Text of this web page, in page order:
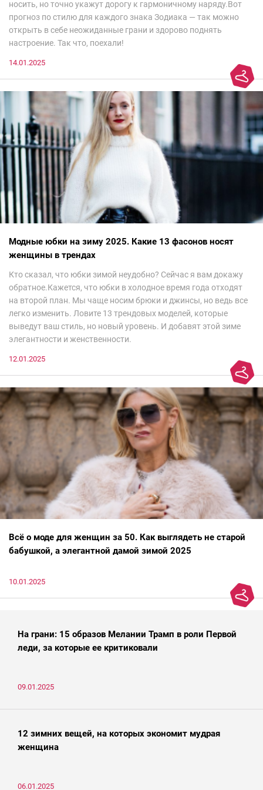
носить, но точно укажут дорогу к гармоничному наряду.Вот
прогноз по стилю для каждого знака Зодиака — так можно
открыть в себе неожиданные грани и здорово поднять
настроение. Так что, поехали!
14.01.2025
Модные юбки на зиму 2025. Какие 13 фасонов носят
женщины в трендах
Кто сказал, что юбки зимой неудобно? Сейчас я вам докажу
обратное.Кажется, что юбки в холодное время года отходят
на второй план. Мы чаще носим брюки и джинсы, но ведь все
легко изменить. Ловите 13 трендовых моделей, которые
выведут ваш стиль, но новый уровень. И добавят этой зиме
элегантности и женственности.
12.01.2025
Всё о моде для женщин за 50. Как выглядеть не старой
бабушкой, а элегантной дамой зимой 2025
10.01.2025
На грани: 15 образов Мелании Трамп в роли Первой
леди, за которые ее критиковали
09.01.2025
12 зимних вещей, на которых экономит мудрая
женщина
06.01.2025